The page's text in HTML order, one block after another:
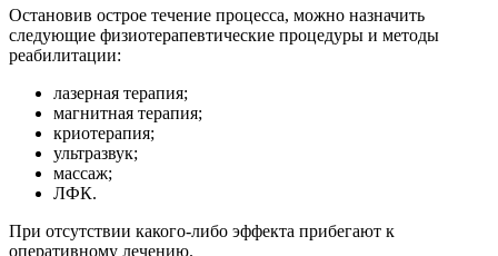
Остановив острое течение процесса, можно назначить
следующие физиотерапевтические процедуры и методы
реабилитации:
лазерная терапия;
магнитная терапия;
криотерапия;
ультразвук;
массаж;
ЛФК.
При отсутствии какого-либо эффекта прибегают к
оперативному лечению.